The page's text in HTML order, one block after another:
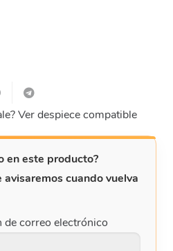
Ver despiece compatible
en este producto?
cuando vuelva
correo electrónico